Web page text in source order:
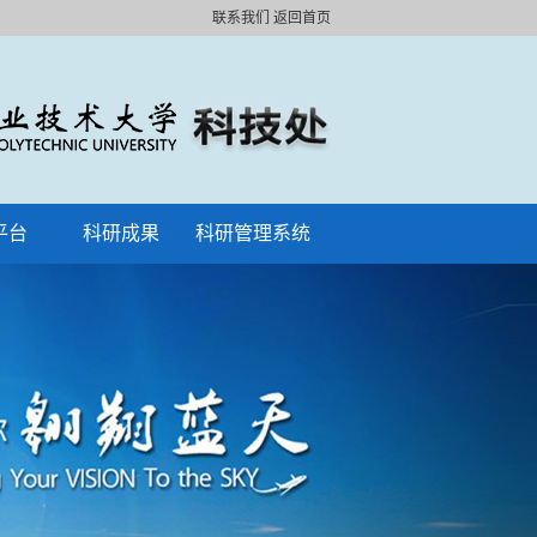
联系我们 返回首页
台 科研成果 科研管理系统